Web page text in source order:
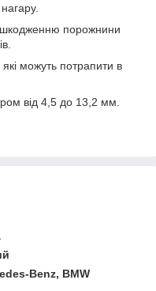
порожнини
можуть потрапити в
від 4,5 до 13,2 мм.
Benz, BMW